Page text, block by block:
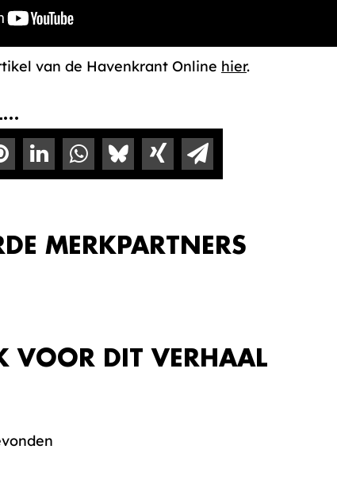
van de Havenkrant Online hier.
MERKPARTNERS
VOOR DIT VERHAAL